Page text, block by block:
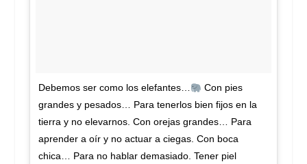
Debemos ser como los elefantes…
Con pies
grandes y pesados… Para tenerlos bien fijos en la
tierra y no elevarnos. Con orejas grandes… Para
aprender a oír y no actuar a ciegas. Con boca
chica… Para no hablar demasiado. Tener piel